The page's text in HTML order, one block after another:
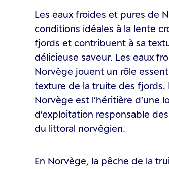
Les eaux froides et pures de
conditions idéales à la lente
fjords et contribuent à sa
délicieuse saveur. Les eaux
Norvège jouent un rôle
texture de la truite des
Norvège est l’héritière d’une
d’exploitation responsable
du littoral norvégien.
En Norvège, la pêche de la